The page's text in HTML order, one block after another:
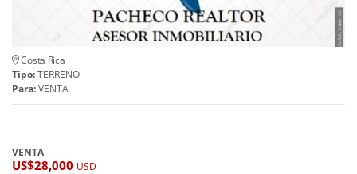
Costa Rica
Tipo:TERRENO
Para:VENTA
VENTA
US$28,000 USD